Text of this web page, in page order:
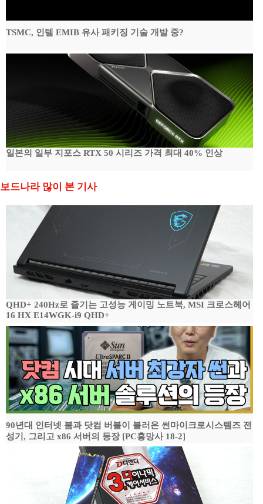
TSMC, 인텔 EMIB 유사 패키징 기술 개발 중?
일본의 일부 지포스 RTX 50 시리즈 가격 최대 40% 인상
보드나라 많이 본 기사
QHD+ 240Hz로 즐기는 고성능 게이밍 노트북, MSI 크로스헤어
16 HX E14WGK-i9 QHD+
90년대 인터넷 붐과 닷컴 버블이 불러온 썬마이크로시스템즈 전
성기, 그리고 x86 서버의 등장 [PC흥망사 18-2]